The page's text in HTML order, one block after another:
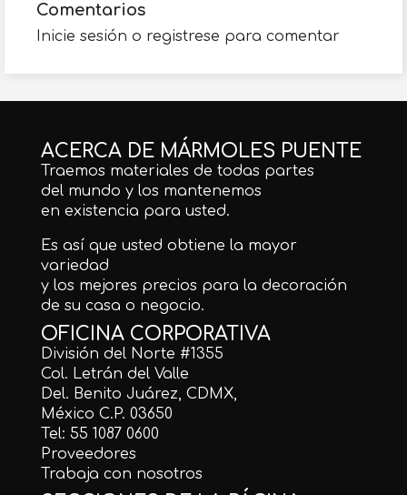
Comentarios
Inicie sesión o registrese para comentar
ACERCA DE MÁRMOLES PUENTE
Traemos materiales de todas partes
del mundo y los mantenemos
en existencia para usted.
Es así que usted obtiene la mayor
variedad
y los mejores precios para la decoración
de su casa o negocio.
OFICINA CORPORATIVA
División del Norte #1355
Col. Letrán del Valle
Del. Benito Juárez, CDMX,
México C.P. 03650
Tel: 55 1087 0600
Proveedores
Trabaja con nosotros